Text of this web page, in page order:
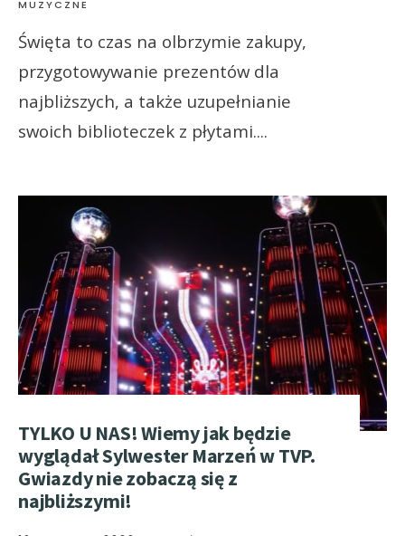
MUZYCZNE
Święta to czas na olbrzymie zakupy,
przygotowywanie prezentów dla
najbliższych, a także uzupełnianie
swoich biblioteczek z płytami....
TYLKO U NAS! Wiemy jak będzie
wyglądał Sylwester Marzeń w TVP.
Gwiazdy nie zobaczą się z
najbliższymi!